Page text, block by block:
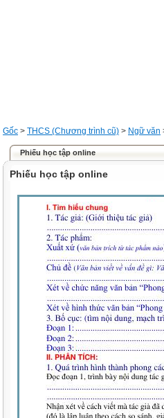
Gốc > THCS (Chương trình cũ) > Ngữ văn
Phiếu học tập online
Phiếu học tập online